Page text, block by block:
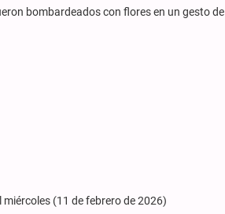
bombardeados con flores en un gesto de
(11 de febrero de 2026)